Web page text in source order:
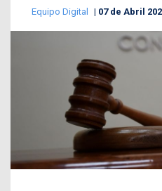
Equipo Digital 07 de Abril